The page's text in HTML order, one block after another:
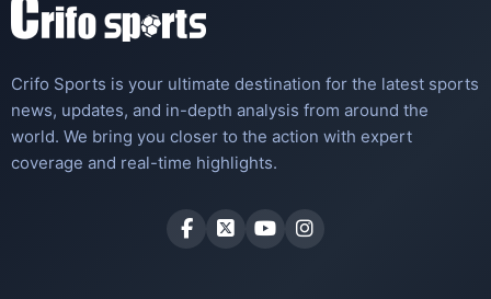
Crifo Sports is your ultimate destination for the latest sports
news, updates, and in-depth analysis from around the
world. We bring you closer to the action with expert
coverage and real-time highlights.